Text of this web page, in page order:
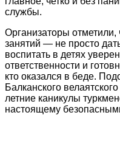
службы.
Организаторы отметили,
занятий — не просто
воспитать в детях
ответственности и
кто оказался в беде.
Балканского
летние каникулы
настоящему